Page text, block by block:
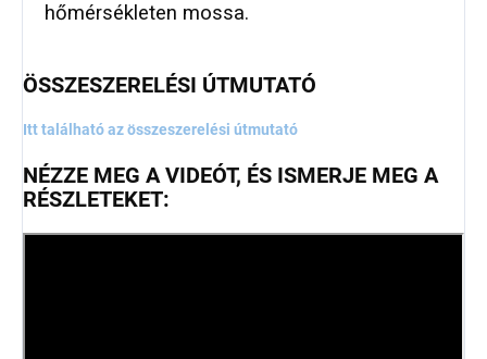
hőmérsékleten mossa.
ÖSSZESZERELÉSI ÚTMUTATÓ
Itt található az összeszerelési útmutató
NÉZZE MEG A VIDEÓT, ÉS ISMERJE MEG A
RÉSZLETEKET: